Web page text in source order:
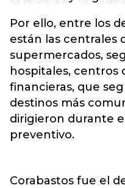
Por ello, entre los
están las centrales
supermercados,
hospitales, centros
financieras, que
destinos más
dirigieron durante
preventivo.
Corabastos fue el